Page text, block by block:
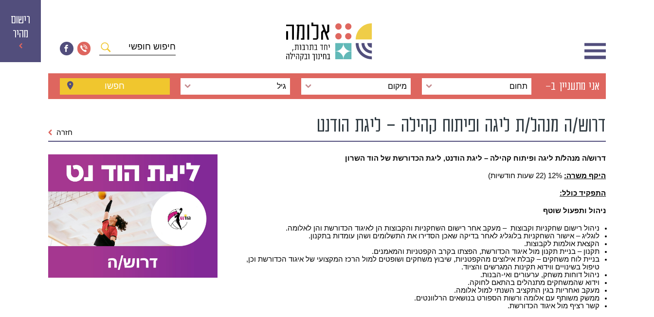
רישום
מהיר
חופשי
אני מתעניין ב- תחום מיקום גיל חפשו
דרוש/ה מנהל/ת ליגה ופיתוח קהילה – ליגת הודנט חזרה
דרוש/ה מנהל/ת ליגה ופיתוח קהילה – ליגת הודנט, ליגת הכדורשת של הוד השרון
היקף משרה:
התפקיד כולל:
ניהול ותפעול שוטף
ניהול רישום שחקניות וקבוצות – מעקב אחר רישום השחקניות והקבוצות הן לאיגוד הכדורשת והן לאלומה.
לוגליג – אישור השחקניות בלוגליג לאחר בדיקה שאכן הסדירו את התשלומים ושהן עומדות בתקנון.
הקצאת אולמות לקבוצות.
תקנון – בניית תקנון מול איגוד הכדורשת, הפצתו בקרב הקפטניות והמאמנים.
בניית לוח משחקים – קבלת אילוצים מהקפטניות, שיבוץ משחקים ושופטים למול הרכז המקצועי של איגוד הכדורשת וכן,
טיפול בשינויים ווידוא תקינות המגרשים והציוד.
ניהול דוחות משחק, ערעורים ואי-הבנות.
וידוא שהמשחקים מתנהלים בהתאם לחוקה.
מעקב ואחריות בגין התקציב השנתי למול אלומה.
ממשק משותף עם אלומה ורשות הספורט בנושאים הרלוונטים.
קשר רציף מול איגוד הכדורשת.